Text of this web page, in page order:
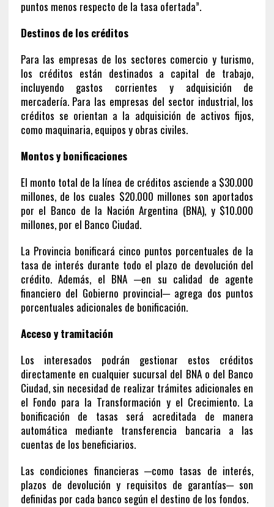
puntos menos respecto de la tasa ofertada”.
Destinos de los créditos
Para las empresas de los sectores comercio y turismo,
los créditos están destinados a capital de trabajo,
incluyendo gastos corrientes y adquisición de
mercadería. Para las empresas del sector industrial, los
créditos se orientan a la adquisición de activos fijos,
como maquinaria, equipos y obras civiles.
Montos y bonificaciones
El monto total de la línea de créditos asciende a $30.000
millones, de los cuales $20.000 millones son aportados
por el Banco de la Nación Argentina (BNA), y $10.000
millones, por el Banco Ciudad.
La Provincia bonificará cinco puntos porcentuales de la
tasa de interés durante todo el plazo de devolución del
crédito. Además, el BNA ─en su calidad de agente
financiero del Gobierno provincial─ agrega dos puntos
porcentuales adicionales de bonificación.
Acceso y tramitación
Los interesados podrán gestionar estos créditos
directamente en cualquier sucursal del BNA o del Banco
Ciudad, sin necesidad de realizar trámites adicionales en
el Fondo para la Transformación y el Crecimiento. La
bonificación de tasas será acreditada de manera
automática mediante transferencia bancaria a las
cuentas de los beneficiarios.
Las condiciones financieras ─como tasas de interés,
plazos de devolución y requisitos de garantías─ son
definidas por cada banco según el destino de los fondos.